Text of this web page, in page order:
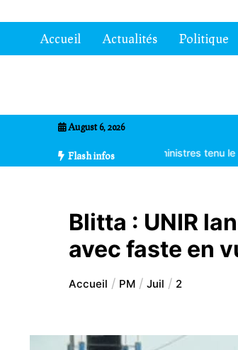
au
contenuAccueil Actualités Politique
August 6, 2026
Flash infos
Conseil des ministres tenu le mardi 04 Août
Blitta : UNIR
avec faste en
Accueil PM Juil 2